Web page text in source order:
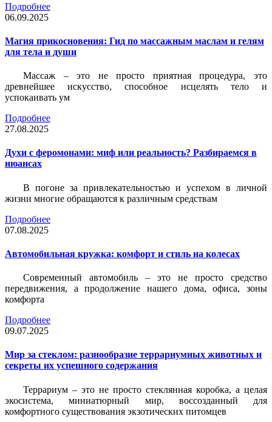
Подробнее
06.09.2025
Магия прикосновения: Гид по массажным маслам и гелям
для тела и души
Массаж – это не просто приятная процедура, это
древнейшее искусство, способное исцелять тело и
успокаивать ум
Подробнее
27.08.2025
Духи с феромонами: миф или реальность? Разбираемся в
нюансах
В погоне за привлекательностью и успехом в личной
жизни многие обращаются к различным средствам
Подробнее
07.08.2025
Автомобильная кружка: комфорт и стиль на колесах
Современный автомобиль – это не просто средство
передвижения, а продолжение нашего дома, офиса, зоны
комфорта
Подробнее
09.07.2025
Мир за стеклом: разнообразие террариумных животных и
секреты их успешного содержания
Террариум – это не просто стеклянная коробка, а целая
экосистема, миниатюрный мир, воссозданный для
комфортного существования экзотических питомцев